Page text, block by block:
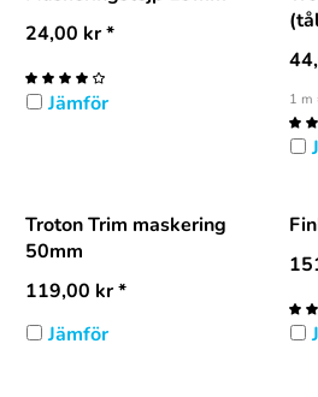
24,00 kr*
Jämför 1 m
Troton Trim maskering
50mm
119,00 kr*
Jämför